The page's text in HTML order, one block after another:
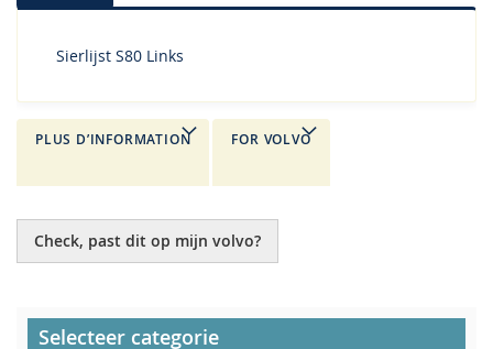
Sierlijst S80 Links
PLUS D’INFORMATION FOR VOLVO
Check, past dit op mijn volvo?
Selecteer categorie